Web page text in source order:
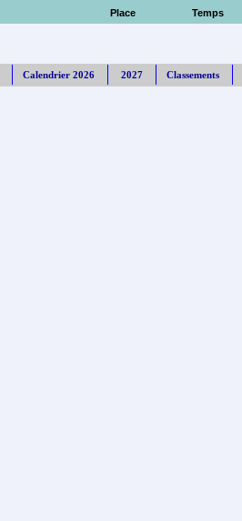
Place Temps
Calendrier 2026 2027 Classements